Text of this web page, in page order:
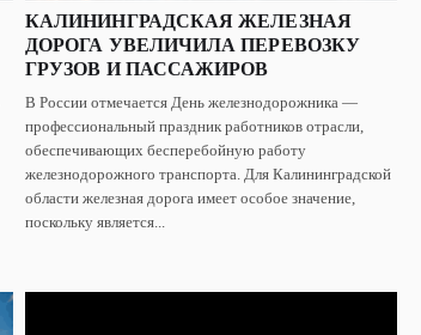
КАЛИНИНГРАДСКАЯ ЖЕЛЕЗНАЯ
ДОРОГА УВЕЛИЧИЛА ПЕРЕВОЗКУ
ГРУЗОВ И ПАССАЖИРОВ
В России отмечается День железнодорожника —
профессиональный праздник работников отрасли,
обеспечивающих бесперебойную работу
железнодорожного транспорта. Для Калининградской
области железная дорога имеет особое значение,
поскольку является...